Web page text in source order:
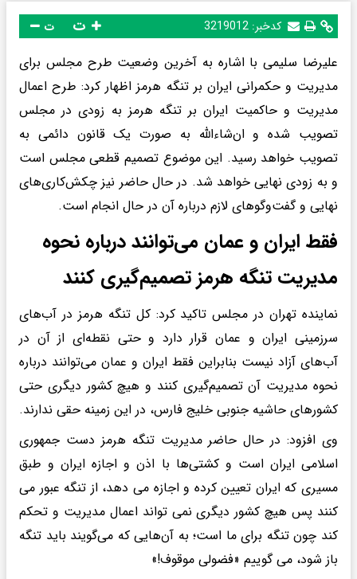
کدخبر: 3219012 ت
علیرضا سلیمی با اشاره به آخرین وضعیت طرح مجلس برای
مدیریت و حکمرانی ایران بر تنگه هرمز اظهار کرد: طرح اعمال
مدیریت و حاکمیت ایران بر تنگه هرمز به زودی در مجلس
تصویب شده و ان‌شاءالله به صورت یک قانون دائمی به
تصویب خواهد رسید. این موضوع تصمیم قطعی مجلس است
و به زودی نهایی خواهد شد. در حال حاضر نیز چکش‌کاری‌های
نهایی و گفت‌وگوهای لازم درباره آن در حال انجام است.
فقط ایران و عمان می‌توانند درباره نحوه
مدیریت تنگه هرمز تصمیم‌گیری کنند
نماینده تهران در مجلس تاکید کرد: کل تنگه هرمز در آب‌های
سرزمینی ایران و عمان قرار دارد و حتی نقطه‌ای از آن در
آب‌های آزاد نیست بنابراین فقط ایران و عمان می‌توانند درباره
نحوه مدیریت آن تصمیم‌گیری کنند و هیچ کشور دیگری حتی
کشورهای حاشیه جنوبی خلیج فارس، در این زمینه حقی ندارند.
وی افزود: در حال حاضر مدیریت تنگه هرمز دست جمهوری
اسلامی ایران است و کشتی‌ها با اذن و اجازه ایران و طبق
مسیری که ایران تعیین کرده و اجازه می دهد، از تنگه عبور می
کنند پس هیچ کشور دیگری نمی تواند اعمال مدیریت و تحکم
کند چون تنگه برای ما است؛‌ به آن‌هایی که می‌گویند باید تنگه
باز شود، می گوییم «فضولی موقوف!»